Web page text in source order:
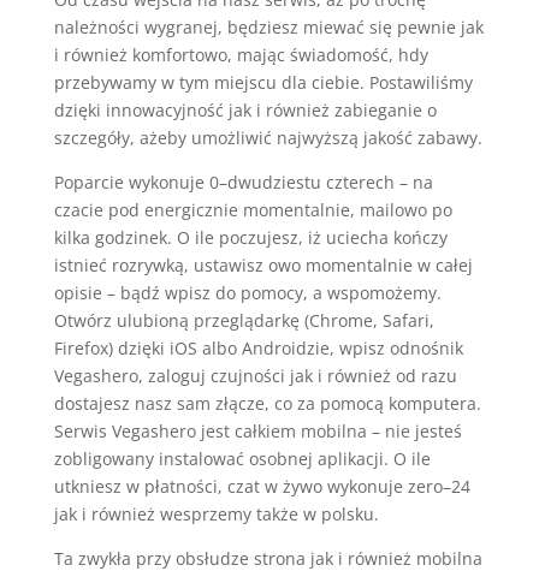
należności wygranej, będziesz miewać się pewnie jak
i również komfortowo, mając świadomość, hdy
przebywamy w tym miejscu dla ciebie. Postawiliśmy
dzięki innowacyjność jak i również zabieganie o
szczegóły, ażeby umożliwić najwyższą jakość zabawy.
Poparcie wykonuje 0–dwudziestu czterech – na
czacie pod energicznie momentalnie, mailowo po
kilka godzinek. O ile poczujesz, iż uciecha kończy
istnieć rozrywką, ustawisz owo momentalnie w całej
opisie – bądź wpisz do pomocy, a wspomożemy.
Otwórz ulubioną przeglądarkę (Chrome, Safari,
Firefox) dzięki iOS albo Androidzie, wpisz odnośnik
Vegashero, zaloguj czujności jak i również od razu
dostajesz nasz sam złącze, co za pomocą komputera.
Serwis Vegashero jest całkiem mobilna – nie jesteś
zobligowany instalować osobnej aplikacji. O ile
utkniesz w płatności, czat w żywo wykonuje zero–24
jak i również wesprzemy także w polsku.
Ta zwykła przy obsłudze strona jak i również mobilna